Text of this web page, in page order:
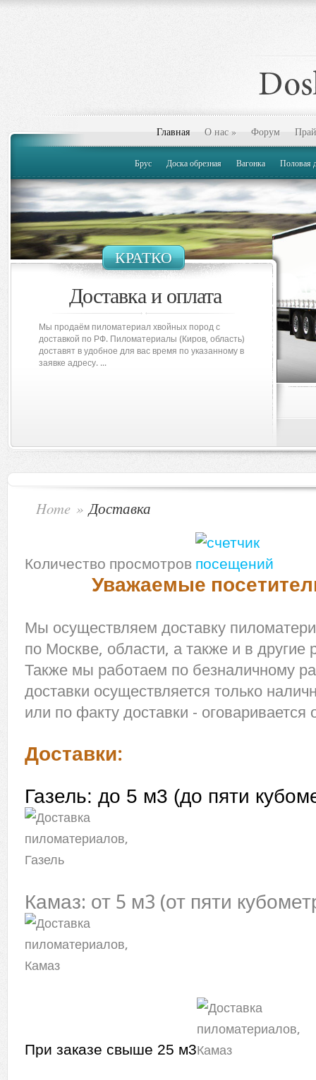
Главная О нас » Форум
Брус Доска обрезная Вагонка Половая
КРАТКО
Доставка и оплата
Мы продаём пиломатериал хвойных пород с
доставкой по РФ. Пиломатериалы (Киров, область)
доставят в удобное для вас время по указанному в
заявке адресу. ...
Home » Доставка
Количество просмотров
Уважаемые
Мы осуществляем доставку
по Москве, области, а также и в другие
Также мы работаем по безналичному
доставки осуществляется только
или по факту доставки - оговаривается
Доставки:
Газель: до 5 м3 (до пяти
Камаз: от 5 м3 (от пяти
При заказе свыше 25 м3